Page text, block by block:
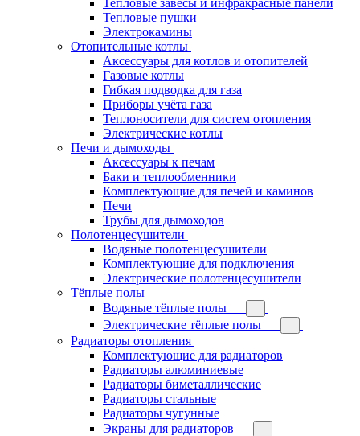
Тепловые пушки
Электрокамины
Отопительные котлы
Аксессуары для котлов и отопителей
Газовые котлы
Гибкая подводка для газа
Приборы учёта газа
Теплоносители для систем отопления
Электрические котлы
Печи и дымоходы
Аксессуары к печам
Баки и теплообменники
Комплектующие для печей и каминов
Печи
Трубы для дымоходов
Полотенцесушители
Водяные полотенцесушители
Комплектующие для подключения
Электрические полотенцесушители
Тёплые полы
Водяные тёплые полы
Электрические тёплые полы
Радиаторы отопления
Комплектующие для радиаторов
Радиаторы алюминиевые
Радиаторы биметаллические
Радиаторы стальные
Радиаторы чугунные
Экраны для радиаторов